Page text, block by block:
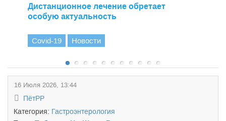
Дистанционное лечение обретает
особую актуальность
Covid-19 Новости
16 Июля 2026, 13:44
ПётРР
Категория: Гастроэнтерология